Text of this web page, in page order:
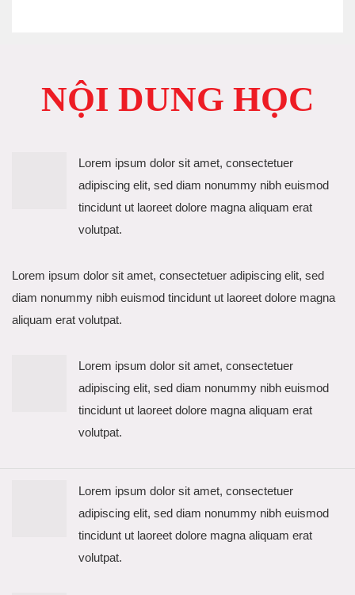
NỘI DUNG HỌC
Lorem ipsum dolor sit amet, consectetuer
adipiscing elit, sed diam nonummy nibh euismod
tincidunt ut laoreet dolore magna aliquam erat
volutpat.
Lorem ipsum dolor sit amet, consectetuer adipiscing elit, sed
diam nonummy nibh euismod tincidunt ut laoreet dolore magna
aliquam erat volutpat.
Lorem ipsum dolor sit amet, consectetuer
adipiscing elit, sed diam nonummy nibh euismod
tincidunt ut laoreet dolore magna aliquam erat
volutpat.
Lorem ipsum dolor sit amet, consectetuer
adipiscing elit, sed diam nonummy nibh euismod
tincidunt ut laoreet dolore magna aliquam erat
volutpat.